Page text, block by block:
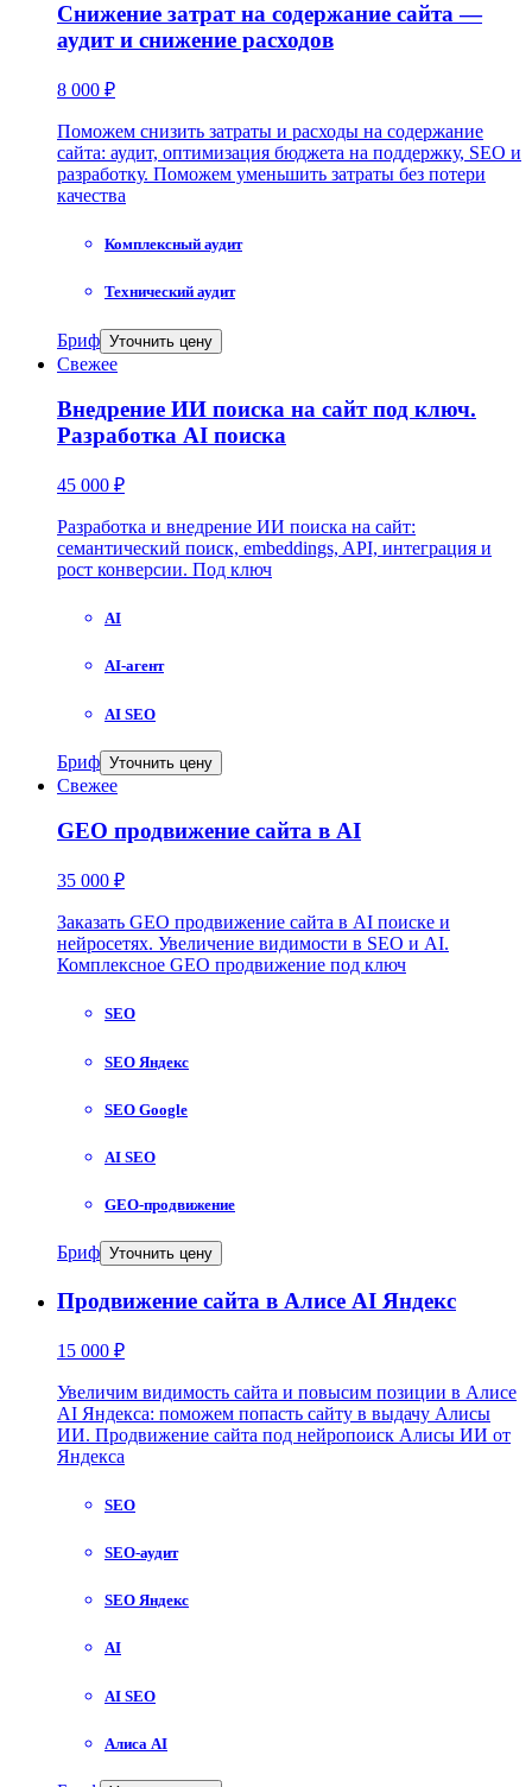
Снижение затрат на содержание сайта —
аудит и снижение расходов
8 000 ₽
Поможем снизить затраты и расходы на содержание
сайта: аудит, оптимизация бюджета на поддержку, SEO и
разработку. Поможем уменьшить затраты без потери
качества
Комплексный аудит
Технический аудит
Бриф Уточнить цену
Свежее
Внедрение ИИ поиска на сайт под ключ.
Разработка AI поиска
45 000 ₽
Разработка и внедрение ИИ поиска на сайт:
семантический поиск, embeddings, API, интеграция и
рост конверсии. Под ключ
AI
AI-агент
AI SEO
Бриф Уточнить цену
Свежее
GEO продвижение сайта в AI
35 000 ₽
Заказать GEO продвижение сайта в AI поиске и
нейросетях. Увеличение видимости в SEO и AI.
Комплексное GEO продвижение под ключ
SEO
SEO Яндекс
SEO Google
AI SEO
GEO-продвижение
Бриф Уточнить цену
Продвижение сайта в Алисе AI Яндекс
15 000 ₽
Увеличим видимость сайта и повысим позиции в Алисе
AI Яндекса: поможем попасть сайту в выдачу Алисы
ИИ. Продвижение сайта под нейропоиск Алисы ИИ от
Яндекса
SEO
SEO-аудит
SEO Яндекс
AI
AI SEO
Алиса AI